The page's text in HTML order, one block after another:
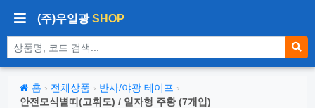
(주)우일광SHOP
상품 검색
홈 › 전체상품 › 반사/야광 테이프 ›
안전모식별띠(고휘도) / 일자형 주황 (7개입)